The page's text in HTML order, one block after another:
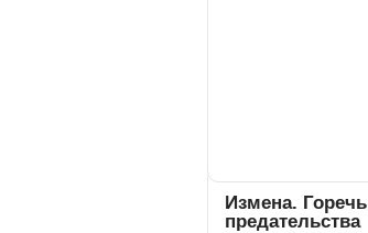
Измена. Горечь
предательства